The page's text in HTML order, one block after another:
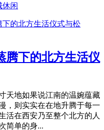
休闲
腾下的北方生活仪
天地如果说江南的温婉蕴藏
，则实实在在地升腾于每一
活在西安乃至整个北方的人
简单的身...